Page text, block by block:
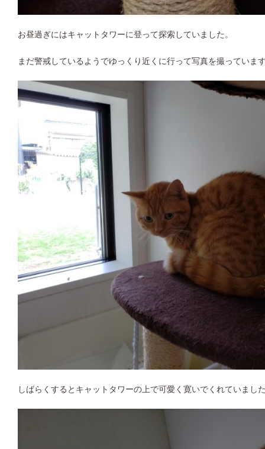
お昼過ぎにはキャットタワーに登って探索していました。
まだ警戒しているようでゆっくり近くに行って写真を撮っていま
しばらくするとキャットタワーの上で可愛く寛いでくれていまし